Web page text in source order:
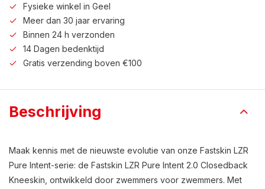
Fysieke winkel in Geel
Meer dan 30 jaar ervaring
Binnen 24 h verzonden
14 Dagen bedenktijd
Gratis verzending boven €100
Beschrijving
Maak kennis met de nieuwste evolutie van onze Fastskin LZR
Pure Intent-serie: de Fastskin LZR Pure Intent 2.0 Closedback
Kneeskin, ontwikkeld door zwemmers voor zwemmers. Met